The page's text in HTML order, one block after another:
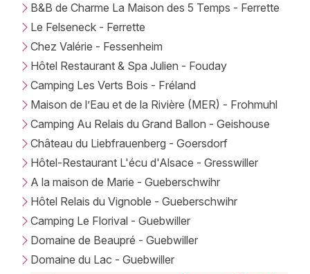
B&B de Charme La Maison des 5 Temps - Ferrette
Le Felseneck - Ferrette
Chez Valérie - Fessenheim
Hôtel Restaurant & Spa Julien - Fouday
Camping Les Verts Bois - Fréland
Maison de l’Eau et de la Rivière (MER) - Frohmuhl
Camping Au Relais du Grand Ballon - Geishouse
Château du Liebfrauenberg - Goersdorf
Hôtel-Restaurant L'écu d'Alsace - Gresswiller
A la maison de Marie - Gueberschwihr
Hôtel Relais du Vignoble - Gueberschwihr
Camping Le Florival - Guebwiller
Domaine de Beaupré - Guebwiller
Domaine du Lac - Guebwiller